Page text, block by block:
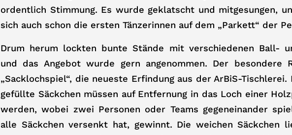
ordentlich Stimmung. Es wurde geklatscht und mitgesungen,
sich auch schon die ersten Tänzerinnen auf dem „Parkett“ der
Drum herum lockten bunte Stände mit verschiedenen Ball-
und das Angebot wurde gern angenommen. Der besondere
„Sacklochspiel“, die neueste Erfindung aus der ArBiS-
gefüllte Säckchen müssen auf Entfernung in das Loch einer
werden, wobei zwei Personen oder Teams gegeneinander
alle Säckchen versenkt hat, gewinnt. Die weichen Säckchen